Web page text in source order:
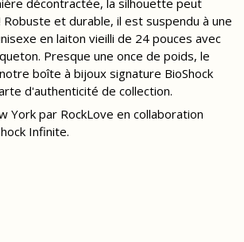
Robuste et durable, il est suspendu à une
en laiton vieilli de 24 pouces avec
Presque une once de poids, le
boîte à bijoux signature BioShock
d'authenticité de collection.
York par RockLove en collaboration
Infinite.